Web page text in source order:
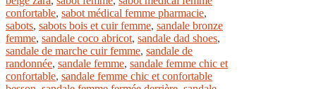
confortable, sabot médical femme pharmacie,
sabots, sabots bois et cuir femme, sandale bronze
femme, sandale coco abricot, sandale dad shoes,
sandale de marche cuir femme, sandale de
randonnée, sandale femme, sandale femme chic et
confortable, sandale femme chic et confortable